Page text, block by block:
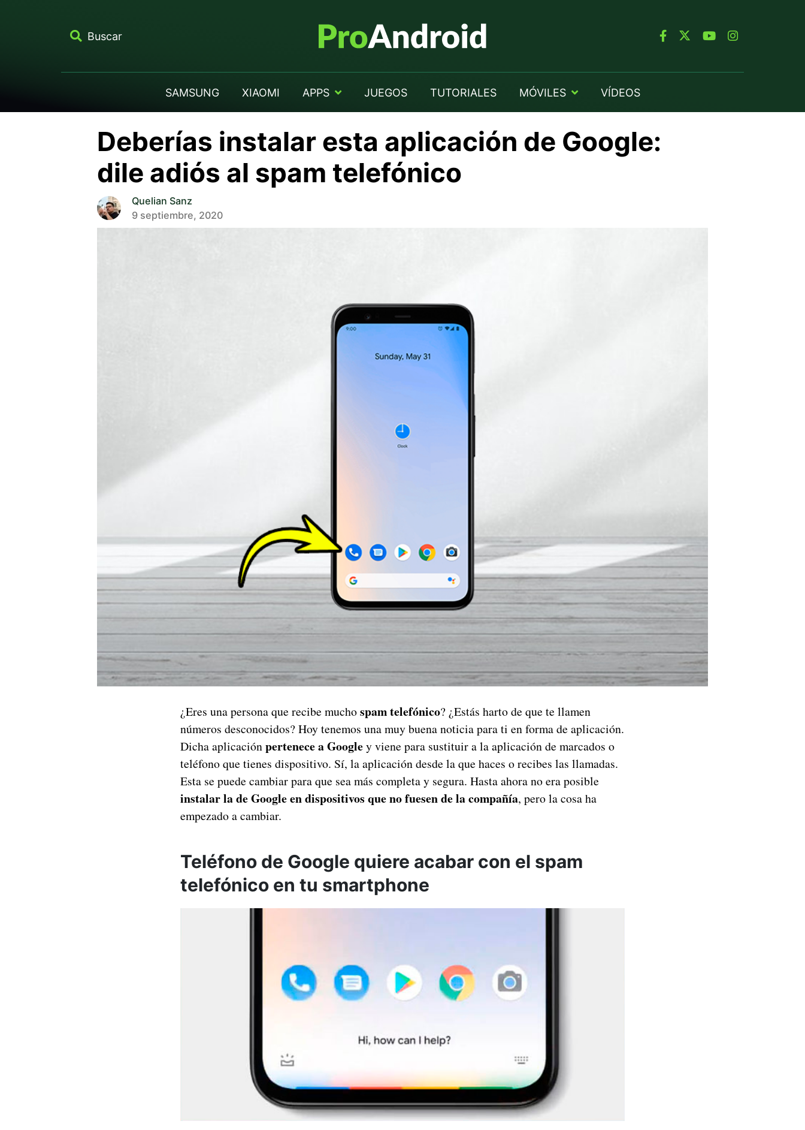
Buscar
SAMSUNG XIAOMI APPS JUEGOS TUTORIALES MÓVILES VÍDEOS
Deberías instalar esta aplicación de Google:
dile adiós al spam telefónico
Quelian Sanz
9 septiembre, 2020
¿Eres una persona que recibe muchospam telefónico? ¿Estás harto de que te llamen
números desconocidos? Hoy tenemos una muy buena noticia para ti en forma de aplicación.
Dicha aplicaciónpertenece a Googley viene para sustituir a la aplicación de marcados o
teléfono que tienes dispositivo. Sí, la aplicación desde la que haces o recibes las llamadas.
Esta se puede cambiar para que sea más completa y segura. Hasta ahora no era posible
instalar la de Google en dispositivos que no fuesen de la compañía, pero la cosa ha
empezado a cambiar.
Teléfono de Google quiere acabar con el spam
telefónico en tu smartphone